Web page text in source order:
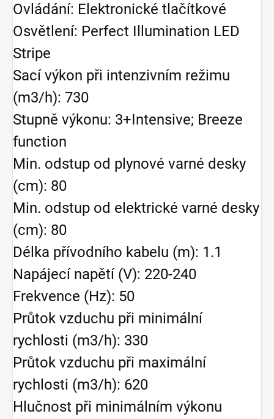
Ovládání: Elektronické tlačítkové
Osvětlení: Perfect Illumination LED
Stripe
Sací výkon při intenzivním režimu
(m3/h): 730
Stupně výkonu: 3+Intensive; Breeze
function
Min. odstup od plynové varné desky
(cm): 80
Min. odstup od elektrické varné desky
(cm): 80
Délka přívodního kabelu (m): 1.1
Napájecí napětí (V): 220-240
Frekvence (Hz): 50
Průtok vzduchu při minimální
rychlosti (m3/h): 330
Průtok vzduchu při maximální
rychlosti (m3/h): 620
Hlučnost při minimálním výkonu